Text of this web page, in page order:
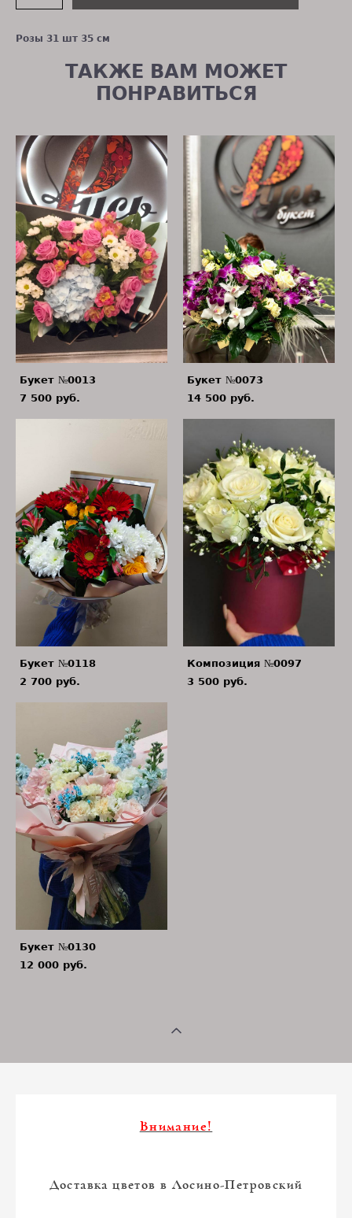
Розы 31 шт 35 см
ТАКЖЕ ВАМ МОЖЕТ
ПОНРАВИТЬСЯ
Букет №0013
7 500 pуб.
Букет №0073
14 500 pуб.
Букет №0118
2 700 pуб.
Композиция №0097
3 500 pуб.
Букет №0130
12 000 pуб.
Внимание!
Доставка цветов в Лосино-Петровский